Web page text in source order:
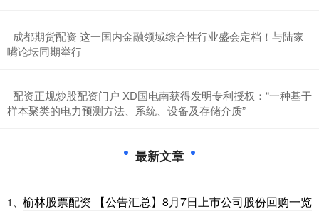
​成都期货配资 这一国内金融领域综合性行业盛会定档！与陆家
嘴论坛同期举行
​配资正规炒股配资门户 XD国电南获得发明专利授权：“一种基于
样本聚类的电力预测方法、系统、设备及存储介质”
最新文章
1、 榆林股票配资 【公告汇总】8月7日上市公司股份回购一览